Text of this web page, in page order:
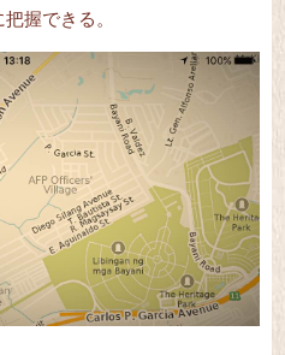
握できる。